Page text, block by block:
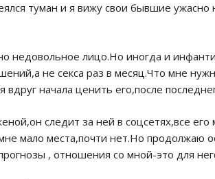
туман и я вижу свои бывшие ужасно
недовольное лицо.Но иногда и
не секса раз в месяц.Что мне
начала ценить его,после
следит за ней в соцсетях,все его
мало места,почти нет.Но продолжаю
, отношения со мной-это для